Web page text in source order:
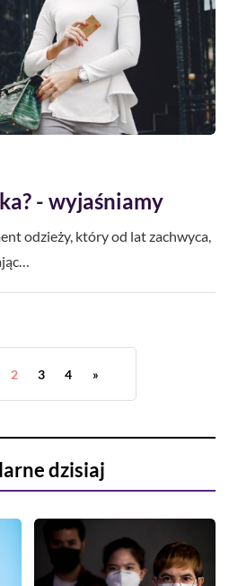
- wyjaśniamy
odzieży, który od lat zachwyca,
2 3 4 »
dzisiaj